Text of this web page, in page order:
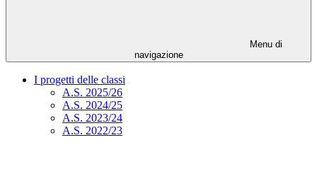
Menu di
navigazione
I progetti delle classi
A.S. 2025/26
A.S. 2024/25
A.S. 2023/24
A.S. 2022/23